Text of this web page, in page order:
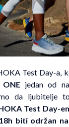
Test Day-a,
jedan od
da ljubitelje
Test Day-
biti održan